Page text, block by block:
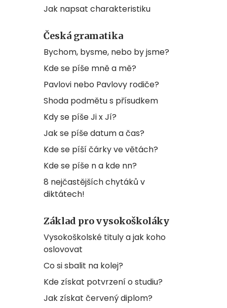
Jak napsat charakteristiku
Česká gramatika
Bychom, bysme, nebo by jsme?
Kde se píše mně a mě?
Pavlovi nebo Pavlovy rodiče?
Shoda podmětu s přísudkem
Kdy se píše Ji x Jí?
Jak se píše datum a čas?
Kde se píší čárky ve větách?
Kde se píše n a kde nn?
8 nejčastějších chytáků v
diktátech!
Základ pro vysokoškoláky
Vysokoškolské tituly a jak koho
oslovovat
Co si sbalit na kolej?
Kde získat potvrzení o studiu?
Jak získat červený diplom?